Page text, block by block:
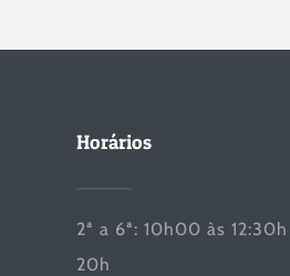
Horários
2ª a 6ª: 10h00 às
20h